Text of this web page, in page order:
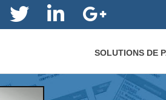
SOLUTIONS DE